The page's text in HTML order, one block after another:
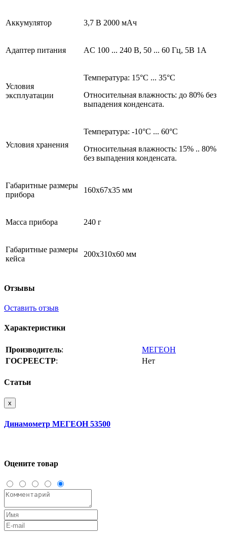
Аккумулятор 3,7 В 2000 мАч
Адаптер питания AC 100 ... 240 В, 50 ... 60 Гц, 5В 1А
Условия
эксплуатации
Температура: 15°С ... 35°С
Относительная влажность: до 80% без
выпадения конденсата.
Условия хранения
Температура: -10°С ... 60°С
Относительная влажность: 15% .. 80%
без выпадения конденсата.
Габаритные размеры
прибора
160х67х35 мм
Масса прибора 240 г
Габаритные размеры
кейса
200х310х60 мм
Отзывы
Оставить отзыв
Характеристики
Производитель:
МЕГЕОН
ГОСРЕЕСТР: Нет
Статьи
x
Динамометр МЕГЕОН 53500
Оцените товар